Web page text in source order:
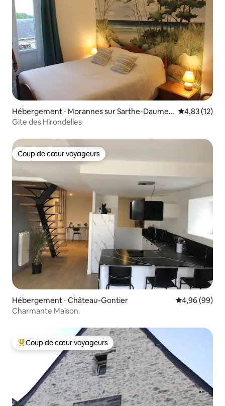
Hébergement ⋅ Morannes sur Sarthe-Daumer
ay
Évaluation
4,83 (12)
Gite des Hirondelles
Coup de cœur voyageurs
Coup de cœur voyageurs
Hébergement ⋅ Château-Gontier Évaluation
4,96 (99)
Charmante Maison.
Coups de cœur voyageurs les plus appréciés
Coup de cœur voyageurs